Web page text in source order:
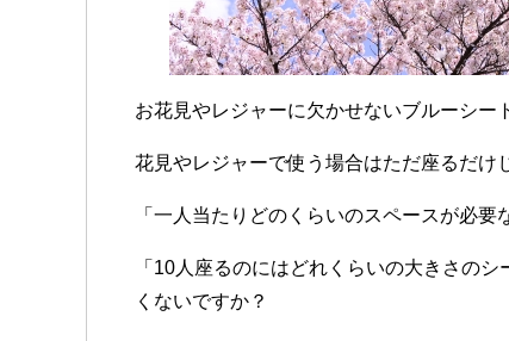
お花見やレジャーに欠かせないブルーシー
花見やレジャーで使う場合はただ座るだけ
「一人当たりどのくらいのスペースが必要
「10人座るのにはどれくらいの大きさの
くないですか？